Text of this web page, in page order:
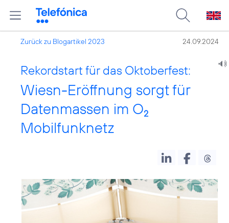
Zurück zu Blogartikel 2023 24.09.2024
Rekordstart für das Oktoberfest:
Wiesn-Eröffnung sorgt für
Datenmassen im O2
Mobilfunknetz